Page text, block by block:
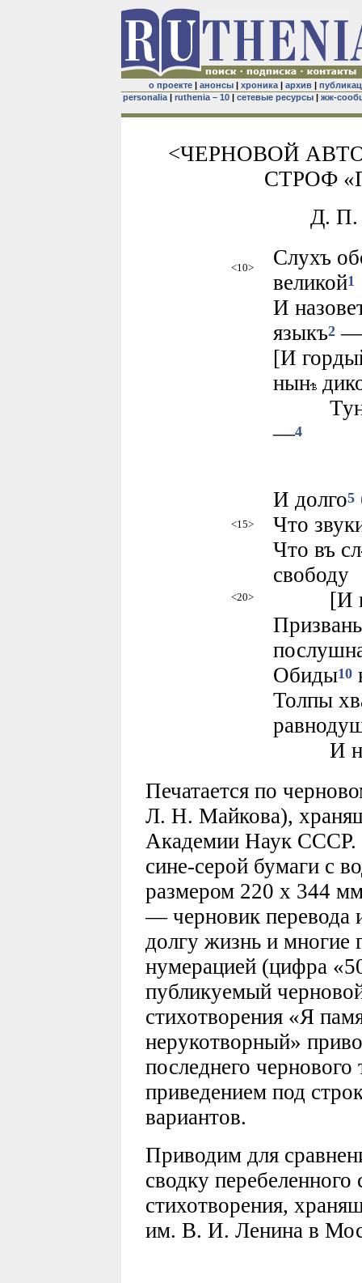
о проекте| анонсы| хроника| архив|
personalia| ruthenia – 10| сетевые ресурсы| жж-
<ЧЕРНОВОЙ
СТРОФ
Д.
<10>
Слухъ
великой1
И
языкъ2—
[И
нын
—4
<15>
<20>
И долго5
Что
Что въ сл
свободу
[И
Обиды10
Толпы
И не
Печатается по
Л. Н. Майкова),
Академии Наук СССР.
сине-серой бумаги с
размером 220 х 344
— черновик
долгу жизнь и многие
нумерацией (цифра
публикуемый
стихотворения «Я
нерукотворный»
последнего чернового
приведением под
вариантов.
Приводим для
сводку перебеленного
стихотворения,
им. В. И. Ленина в